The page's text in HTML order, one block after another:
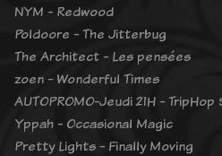
NYM - Redwood
Poldoore - The Jitterbug
The Architect - Les pensées
zoen - Wonderful Times
AUTOPROMO-Jeudi 21H -
Yppah - Occasional Magic
Pretty Lights - Finally Moving